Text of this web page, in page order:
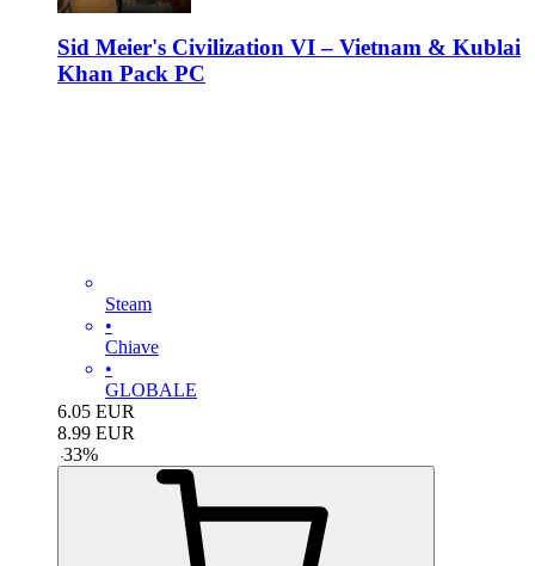
Sid Meier's Civilization VI – Vietnam & Kublai
Khan Pack PC
Steam
•
Chiave
•
GLOBALE
6.05 EUR
8.99 EUR
-33%